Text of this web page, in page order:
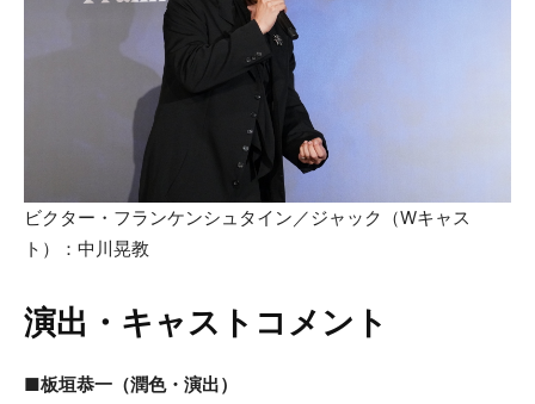
ビクター・フランケンシュタイン／ジャック（Wキャス
ト）：中川晃教
演出・キャストコメント
■板垣恭一（潤色・演出）